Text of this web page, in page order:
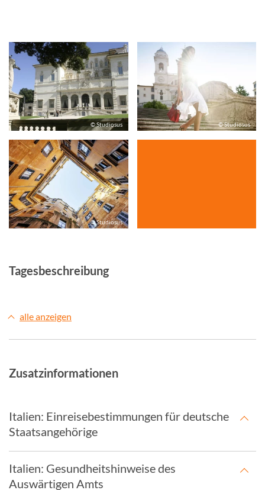
© Studiosus © Studiosus
© Studiosus
Tagesbeschreibung
alle anzeigen
Zusatzinformationen
Italien: Einreisebestimmungen für deutsche
Staatsangehörige
Italien: Gesundheitshinweise des
Auswärtigen Amts